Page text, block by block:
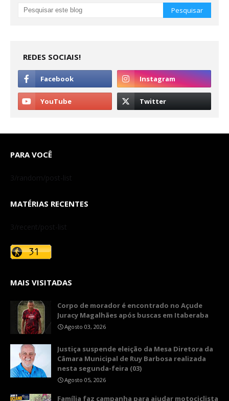
REDES SOCIAIS!
PARA VOCÊ
3/random/post-list
MATÉRIAS RECENTES
3/recent/post-list
MAIS VISITADAS
Corpo de morador é encontrado no Açude
Juracy Magalhães após buscas em Itaberaba
Agosto 03, 2026
​Justiça suspende eleição da Mesa Diretora da
Câmara Municipal de Ruy Barbosa realizada
nesta segunda-feira (03)
Agosto 05, 2026
​Família faz campanha para ajudar motociclista